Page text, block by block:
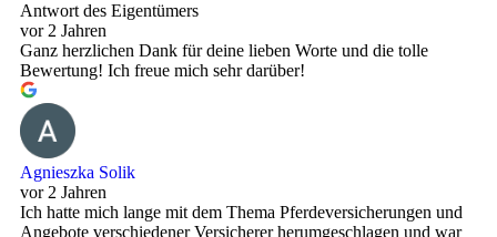
Antwort des Eigentümers
vor 2 Jahren
Ganz herzlichen Dank für deine lieben Worte und die tolle
Bewertung! Ich freue mich sehr darüber!
Agnieszka Solik
vor 2 Jahren
Ich hatte mich lange mit dem Thema Pferdeversicherungen und
Angebote verschiedener Versicherer herumgeschlagen und war